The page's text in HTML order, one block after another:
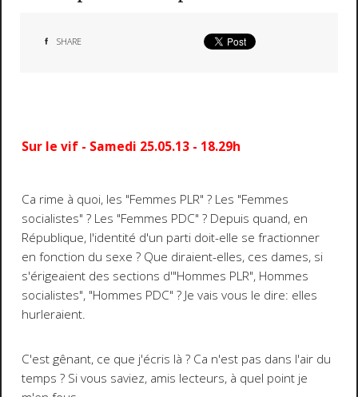
SHARE
Sur le vif - Samedi 25.05.13 - 18.29h
Ca rime à quoi, les "Femmes PLR" ? Les "Femmes
socialistes" ? Les "Femmes PDC" ? Depuis quand, en
République, l'identité d'un parti doit-elle se fractionner
en fonction du sexe ? Que diraient-elles, ces dames, si
s'érigeaient des sections d'"Hommes PLR", Hommes
socialistes", "Hommes PDC" ? Je vais vous le dire: elles
hurleraient.
C'est gênant, ce que j'écris là ? Ca n'est pas dans l'air du
temps ? Si vous saviez, amis lecteurs, à quel point je